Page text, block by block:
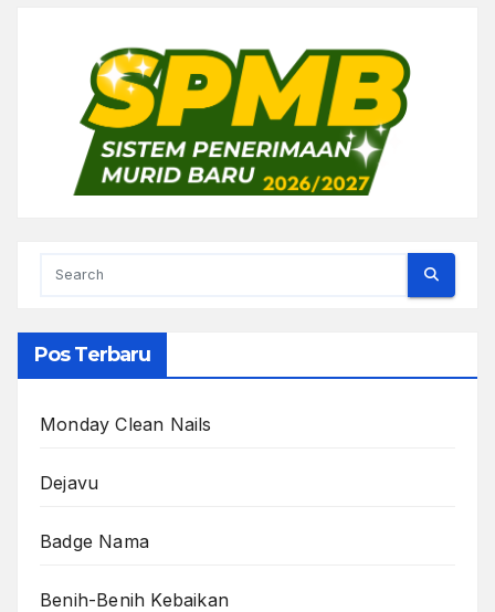
Pos Terbaru
Monday Clean Nails
Dejavu
Badge Nama
Benih-Benih Kebaikan